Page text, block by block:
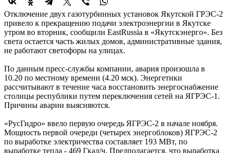
Отключение двух газотурбинных установок Якутской ГРЭС-2
привело к прекращению подачи электроэнергии в Якутске
утром во вторник, сообщили EastRussia в «Якутскэнерго». Без
света остается часть жилых домов, административные здания,
не работают светофоры на улицах.
По данным пресс-службы компании, авария произошла в
10.20 по местному времени (4.20 мск). Энергетики
рассчитывают в течение часа восстановить энергоснабжение
столицы республики путем переключения сетей на ЯГРЭС-1.
Причины аварии выясняются.
«РусГидро» ввело первую очередь ЯГРЭС-2 в начале ноября.
Мощность первой очереди (четырех энергоблоков) ЯГРЭС-2
по выработке электричества составляет 193 МВт, по
выработке тепла - 469 Гкал/ч. Предполагается, что выработка